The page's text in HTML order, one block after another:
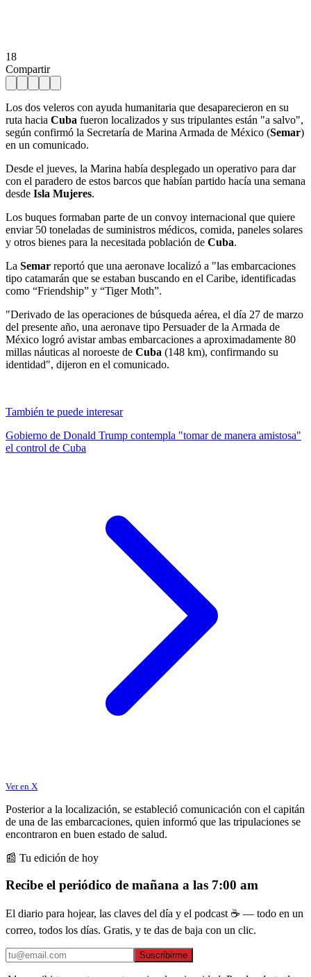
18
Compartir
Los dos veleros con ayuda humanitaria que desaparecieron en su
ruta hacia Cuba fueron localizados y sus tripulantes están "a salvo",
según confirmó la Secretaría de Marina Armada de México (Semar)
en un comunicado.
Desde el jueves, la Marina había desplegado un operativo para dar
con el paradero de estos barcos que habían partido hacía una semana
desde Isla Mujeres.
Los buques formaban parte de un convoy internacional que quiere
enviar 50 toneladas de suministros médicos, comida, paneles solares
y otros bienes para la necesitada población de Cuba.
La Semar reportó que una aeronave localizó a "las embarcaciones
tipo catamarán que se estaban buscando en el Caribe, identificadas
como “Friendship” y “Tiger Moth”.
"Derivado de las operaciones de búsqueda aérea, el día 27 de marzo
del presente año, una aeronave tipo Persuader de la Armada de
México logró avistar ambas embarcaciones a aproximadamente 80
millas náuticas al noroeste de Cuba (148 km), confirmando su
identidad", dijeron en el comunicado.
También te puede interesar
Gobierno de Donald Trump contempla "tomar de manera amistosa"
el control de Cuba
Ver en X
Posterior a la localización, se estableció comunicación con el capitán
de una de las embarcaciones, quien informó que las tripulaciones se
encontraron en buen estado de salud.
📰 Tu edición de hoy
Recibe el periódico de mañana a las 7:00 am
El diario para hojear, las claves del día y el podcast ☕ — todo en un
correo, todos los días. Gratis, y te das de baja con un clic.
Suscribirme